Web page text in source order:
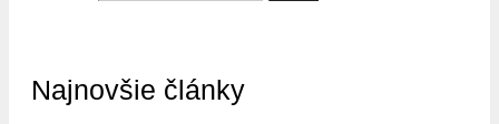
Najnovšie články